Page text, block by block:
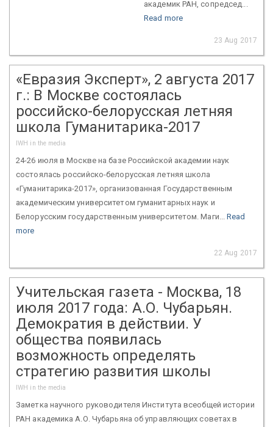
академик РАН, сопредсед...
Read more
23 Aug 2017
«Евразия Эксперт», 2 августа 2017
г.: В Москве состоялась
российско-белорусская летняя
школа Гуманитарика-2017
IWH in the media
24-26 июля в Москве на базе Российской академии наук
состоялась российско-белорусская летняя школа
«Гуманитарика-2017», организованная Государственным
академическим университетом гуманитарных наук и
Белорусским государственным университетом. Маги...Read
more
22 Aug 2017
Учительская газета - Москва, 18
июля 2017 года: А.О. Чубарьян.
Демократия в действии. У
общества появилась
возможность определять
стратегию развития школы
IWH in the media
Заметка научного руководителя Института всеобщей истории
РАН академика А.О. Чубарьяна об управляющих советах в